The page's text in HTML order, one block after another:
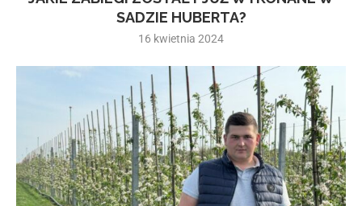
SADZIE HUBERTA?
16 kwietnia 2024